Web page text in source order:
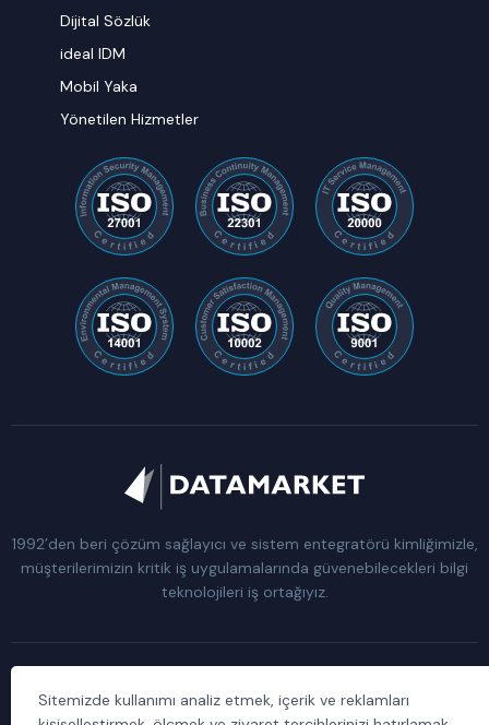
Dijital Sözlük
ideal IDM
Mobil Yaka
Yönetilen Hizmetler
1992’den beri çözüm sağlayıcı ve sistem entegratörü kimliğimizle,
müşterilerimizin kritik iş uygulamalarında güvenebilecekleri bilgi
teknolojileri iş ortağıyız.
Kişisel Verilerin Korunması Kanunu Aydınlatma Metni
Sitemizde kullanımı analiz etmek, içerik ve reklamları